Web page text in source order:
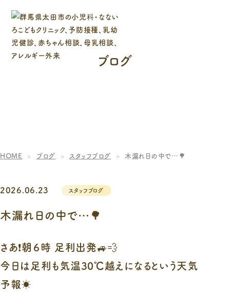
ブログ
HOME ブログ スタッフブログ 木漏れ日の中で…🌳
2026.06.23 スタッフブログ
木漏れ日の中で…🌳
さあ❗朝６時 足利出発🚙💨
今日は足利も気温30℃越えになるという天気
予報☀️